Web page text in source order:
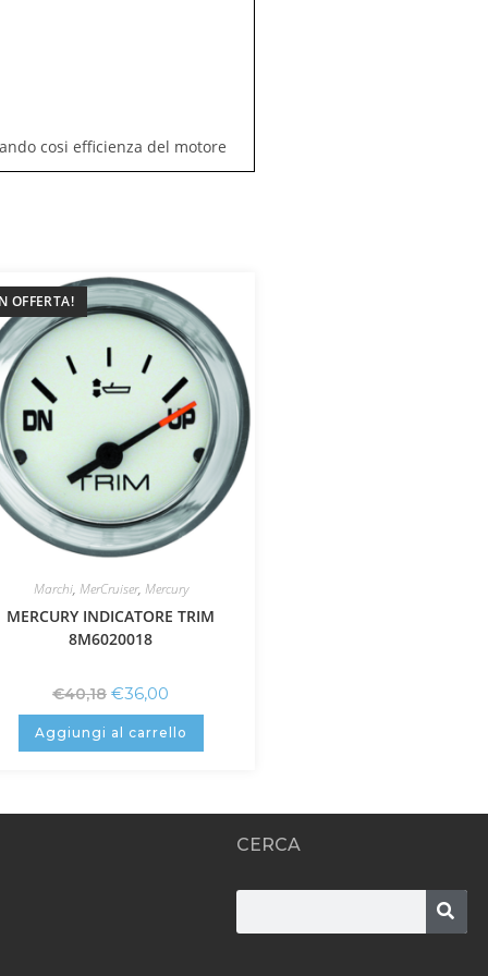
cosi efficienza del motore
OFFERTA!
Marchi, MerCruiser, Mercury
MERCURY INDICATORE TRIM
8M6020018
€40,18 €36,00
Aggiungi al carrello
CERCA